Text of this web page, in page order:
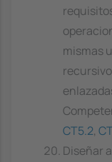
mismas
CT5.2,
Diseñar